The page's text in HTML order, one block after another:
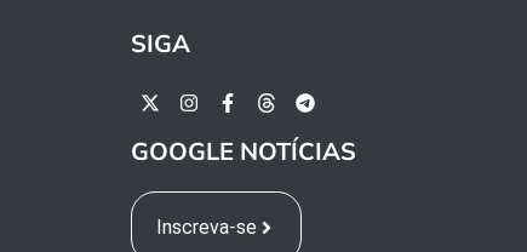
SIGA
GOOGLE NOTÍCIAS
Inscreva-se